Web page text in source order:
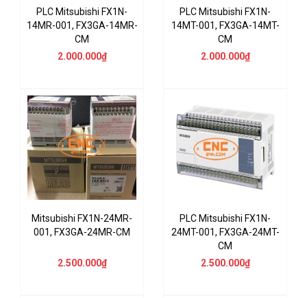
PLC Mitsubishi FX1N-
14MR-001, FX3GA-14MR-
CM
2.000.000₫
PLC Mitsubishi FX1N-
14MT-001, FX3GA-14MT-
CM
2.000.000₫
Mitsubishi FX1N-24MR-
001, FX3GA-24MR-CM
2.500.000₫
PLC Mitsubishi FX1N-
24MT-001, FX3GA-24MT-
CM
2.500.000₫